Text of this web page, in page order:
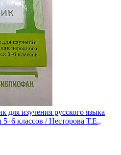
для изучения русского языка
классов / Несторова Т.Е.,